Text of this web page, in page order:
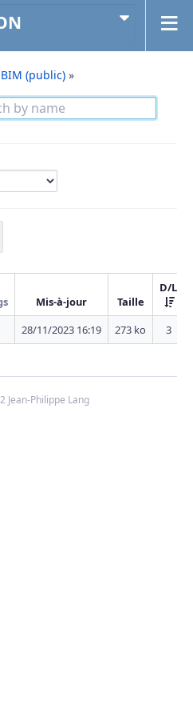
BIM (public) »
Mis-à-jour Taille
D/L
28/11/2023 16:19 273 ko 3
Jean-Philippe Lang